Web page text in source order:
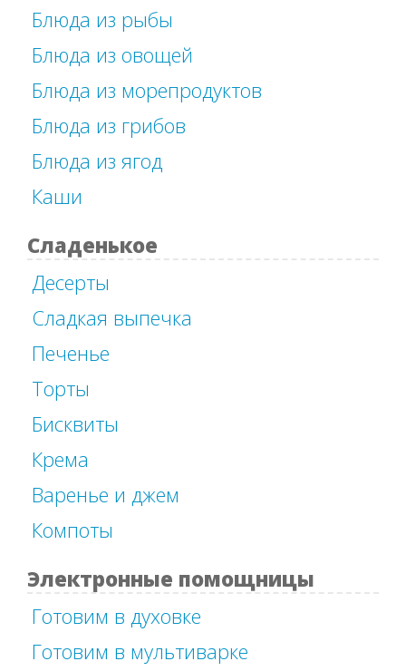
Блюда из рыбы
Блюда из овощей
Блюда из морепродуктов
Блюда из грибов
Блюда из ягод
Каши
Сладенькое
Десерты
Сладкая выпечка
Печенье
Торты
Бисквиты
Крема
Варенье и джем
Компоты
Электронные помощницы
Готовим в духовке
Готовим в мультиварке